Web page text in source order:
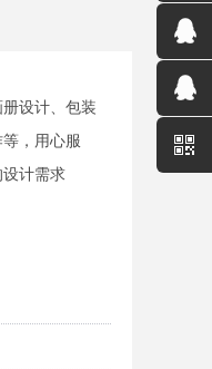
设计、包装
，用心服
计需求